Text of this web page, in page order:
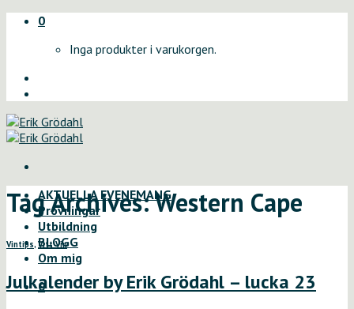
Skip
0
Inga produkter i varukorgen.
AKTUELLA EVENEMANG
Provningar
Utbildning
BLOGG
Om mig
0
Tag Archives:Western Cape
Vintips, Vitt Vin
Julkalender by Erik Grödahl – lucka 23